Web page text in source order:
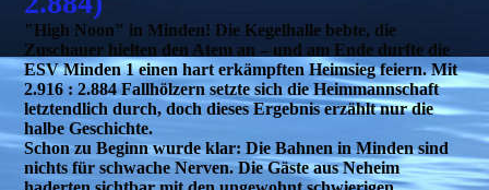
"High Noon" in Minden! Die Kegelhalle bebte, die
Zuschauer hielten den Atem an – und am Ende durfte die
ESV Minden 1 einen hart erkämpften Heimsieg feiern. Mit
2.916 : 2.884 Fallhölzern setzte sich die Heimmannschaft
letztendlich durch, doch dieses Ergebnis erzählt nur die
halbe Geschichte.
Schon zu Beginn wurde klar: Die Bahnen in Minden sind
nichts für schwache Nerven. Die Gäste aus Neheim